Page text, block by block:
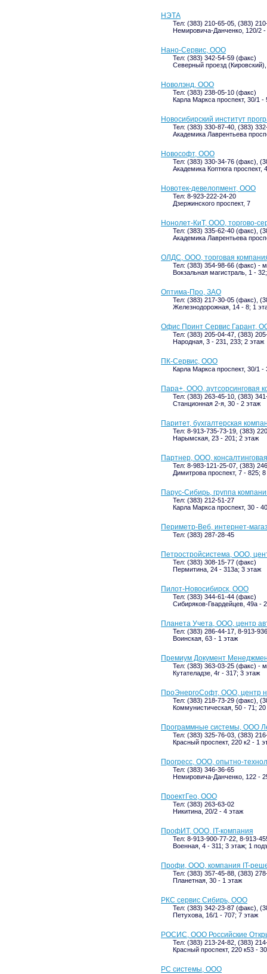
НЭТА
Тел: (383) 210-65-05, (383)
Немировича-Данченко, 120/2 -
Нано-Сервис, ООО
Тел: (383) 342-54-59 (факс)
Северный проезд
Новолэнд, ООО
Тел: (383) 238-05-10 (факс)
Карла Маркса проспект, 30/1 -
Новосибирский институт
Тел: (383) 330-87-40, (383)
Академика Лаврентьева
Новософт, ООО
Тел: (383) 330-34-76 (факс),
Академика Коптюга проспект,
Новотек-девелопмент, ООО
Тел: 8-923-222-24-20
Дзержинского проспект, 7
Нонолет-КиТ, ООО, торгово-
Тел: (383) 335-62-40 (факс),
Академика Лаврентьева
ОЛДС, ООО, торговая
Тел: (383) 354-98-66 (факс) -
Вокзальная магистраль, 1 -
Оптима-Про, ЗАО
Тел: (383) 217-30-05 (факс),
Железнодорожная, 14 - 8; 1
Офис Принт Сервис Гарант,
Тел: (383) 205-04-47, (383)
Народная, 3 - 231, 233; 2 этаж
ПК-Сервис, ООО
Карла Маркса проспект, 30/1 -
Пара+, ООО, аутсорсинговая
Тел: (383) 263-45-10, (383)
Станционная 2-я, 30 - 2 этаж
Паритет, бухгалтерская
Тел: 8-913-735-73-19, (383)
Нарымская, 23 - 201; 2 этаж
Партнер, ООО,
Тел: 8-983-121-25-07, (383)
Димитрова проспект, 7 - 825;
Парус-Сибирь, группа
Тел: (383) 212-51-27
Карла Маркса проспект, 30 -
Периметр-Веб, интернет-
Тел: (383) 287-28-45
Петростройсистема, ООО,
Тел: (383) 308-15-77 (факс)
Пермитина, 24 - 313а; 3 этаж
Пилот-Новосибирск, ООО
Тел: (383) 344-61-44 (факс)
Сибиряков-Гвардейцев, 49а -
Планета Учета, ООО, центр
Тел: (383) 286-44-17, 8-913-
Воинская, 63 - 1 этаж
Премиум Документ
Тел: (383) 363-03-25 (факс) -
Кутателадзе, 4г - 317; 3 этаж
ПроЭнергоСофт, ООО, центр
Тел: (383) 218-73-29 (факс),
Коммунистическая, 50 - 71; 20
Программные системы, ООО
Тел: (383) 325-76-03, (383)
Красный проспект, 220 к2 - 1
Прогресс, ООО, опытно-
Тел: (383) 346-36-65
Немировича-Данченко, 122 -
ПроектГео, ООО
Тел: (383) 263-63-02
Никитина, 20/2 - 4 этаж
ПрофИТ, ООО, IT-компания
Тел: 8-913-900-77-22, 8-913-
Военная, 4 - 311; 3 этаж; 1
Профи, ООО, компания IT-
Тел: (383) 357-45-88, (383)
Планетная, 30 - 1 этаж
РКС сервис Сибирь, ООО
Тел: (383) 342-23-87 (факс),
Петухова, 16/1 - 707; 7 этаж
РОСИС, ООО Российские
Тел: (383) 213-24-82, (383)
Красный проспект, 220 к53 -
РС системы, ООО